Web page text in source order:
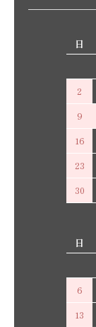
日
2
9
16
23
30
日
6
13